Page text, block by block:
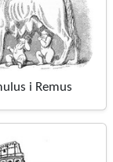
i Remus